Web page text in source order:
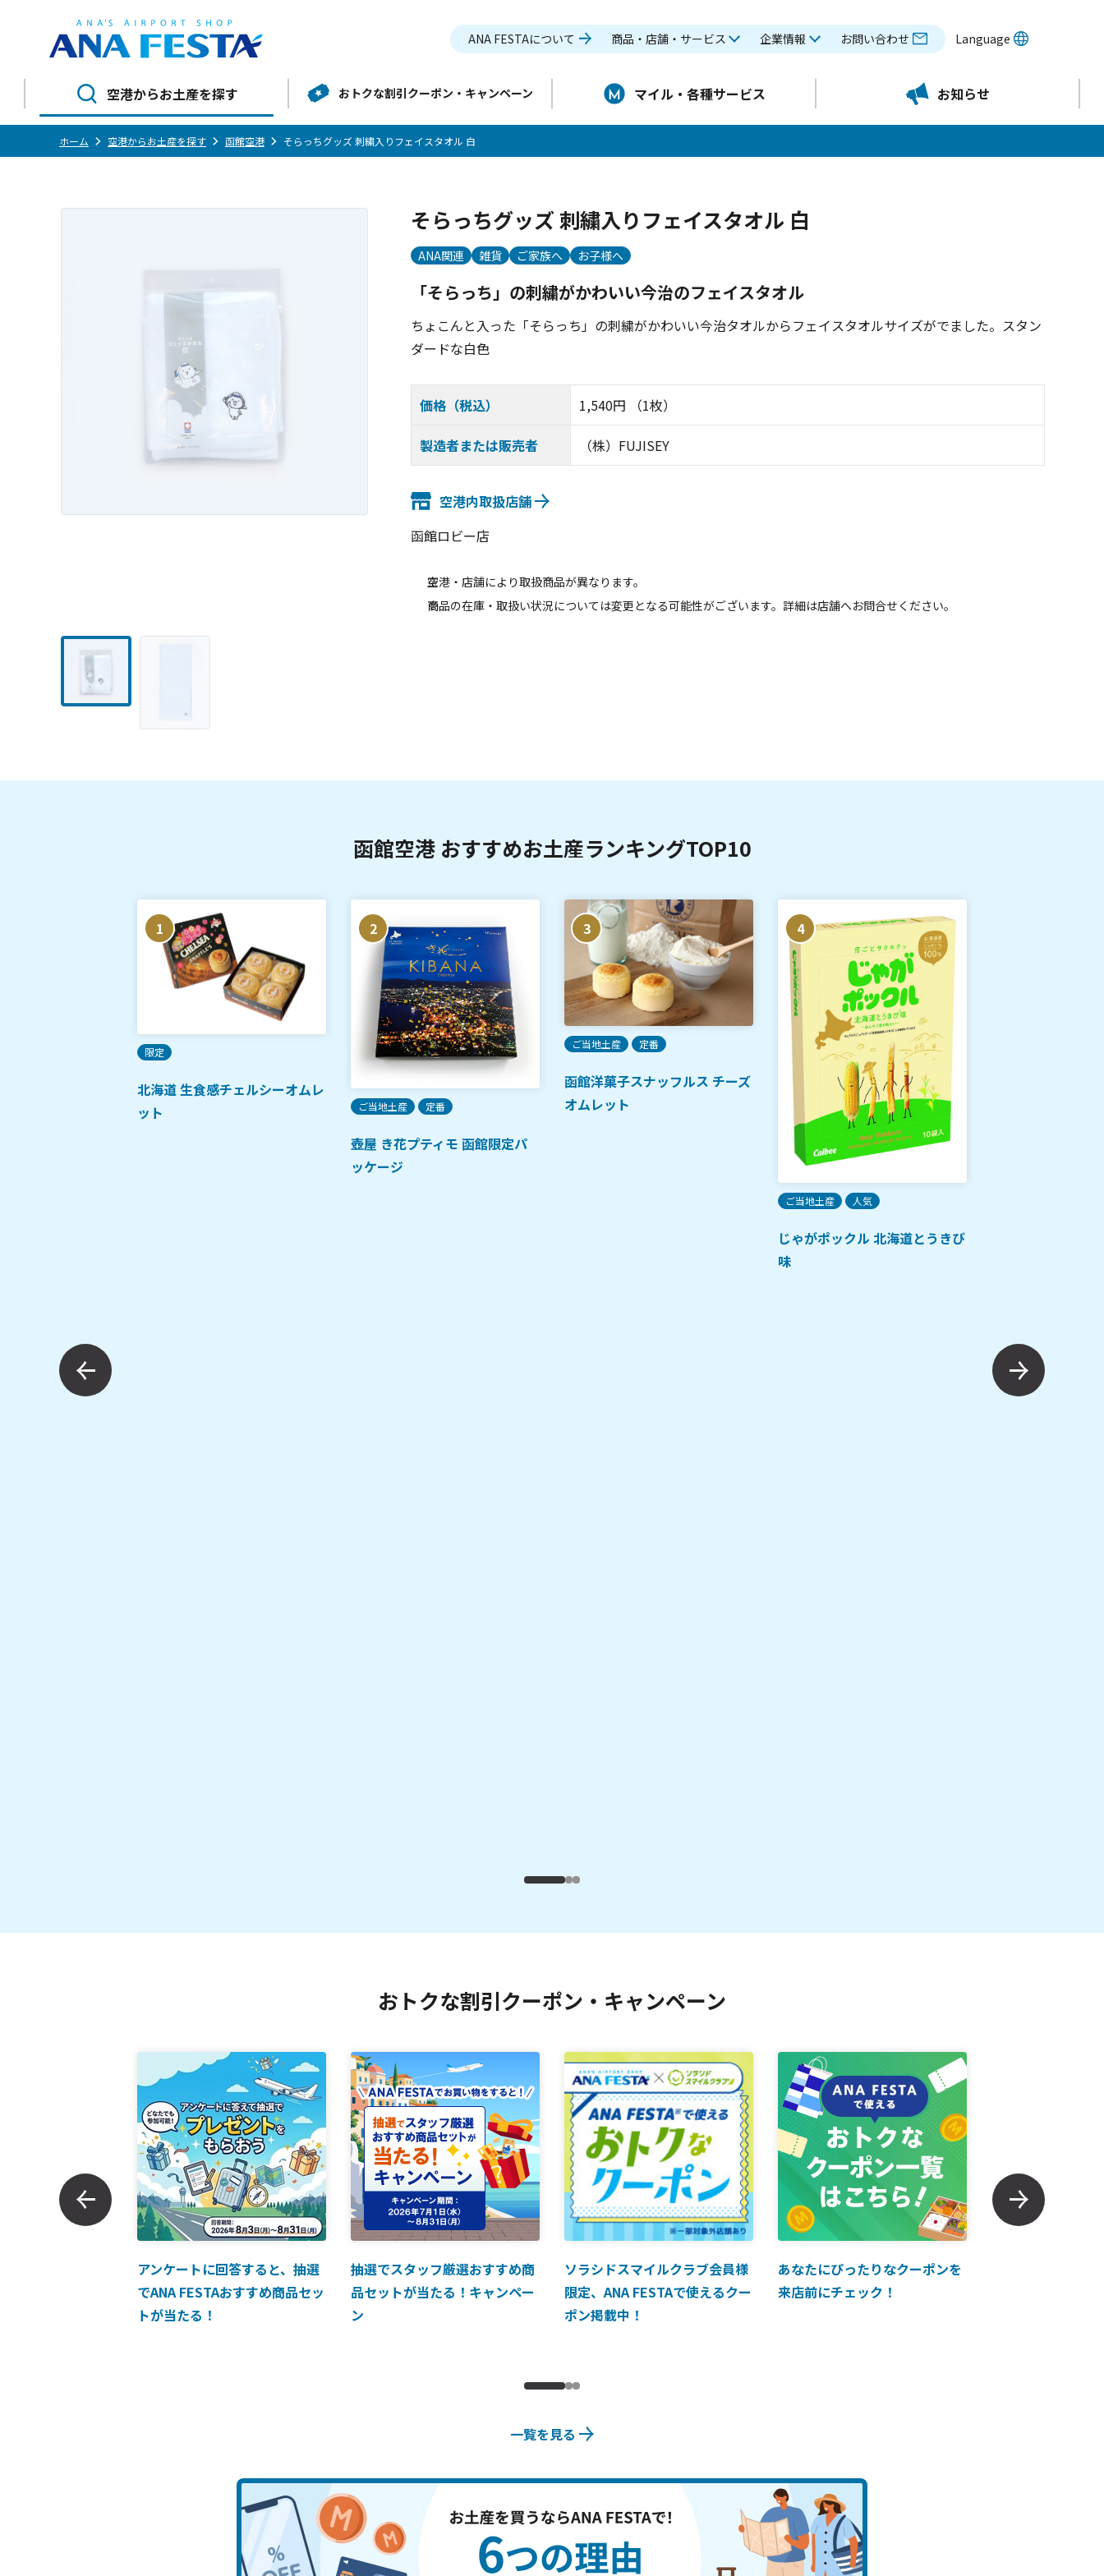
ANA FESTAについて 商品・店舗・サービス 企業情報 お問い合わせ Language
空港からお土産を探す おトクな割引クーポン・キャンペーン マイル・各種サービス お知らせ
ホーム 空港からお土産を探す 函館空港 そらっちグッズ 刺繍入りフェイスタオル 白
そらっちグッズ 刺繍入りフェイスタオル 白
ANA関連 雑貨 ご家族へ お子様へ
「そらっち」の刺繍がかわいい今治のフェイスタオル
ちょこんと入った「そらっち」の刺繍がかわいい今治タオルからフェイスタオルサイズがでました。スタン
ダードな白色
価格（税込） 1,540円 （1枚）
製造者または販売者 （株）FUJISEY
空港内取扱店舗
函館ロビー店
空港・店舗により取扱商品が異なります。
商品の在庫・取扱い状況については変更となる可能性がございます。詳細は店舗へお問合せください。
函館空港 おすすめお土産ランキングTOP10
1
限定
北海道 生食感チェルシーオムレ
ット
2
ご当地土産 定番
壺屋 き花プティモ 函館限定パ
ッケージ
3
ご当地土産 定番
函館洋菓子スナッフルス チーズ
オムレット
4
ご当地土産 人気
じゃがポックル 北海道とうきび
味
おトクな割引クーポン・キャンペーン
アンケートに回答すると、抽選
でANA FESTAおすすめ商品セッ
トが当たる！
抽選でスタッフ厳選おすすめ商
品セットが当たる！キャンペー
ン
ソラシドスマイルクラブ会員様
限定、ANA FESTAで使えるクー
ポン掲載中！
あなたにぴったりなクーポンを
来店前にチェック！
一覧を見る